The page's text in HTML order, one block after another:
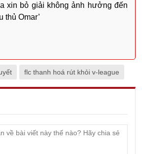
xin bỏ giải không ảnh hưởng đến
thủ Omar’
flc thanh hoá rút khỏi v-league